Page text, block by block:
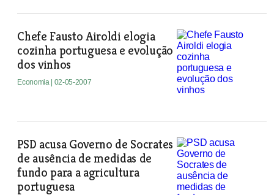
Chefe Fausto Airoldi elogia
cozinha portuguesa e evolução
dos vinhos
Economia | 02-05-2007
PSD acusa Governo de Socrates
de ausência de medidas de
fundo para a agricultura
portuguesa